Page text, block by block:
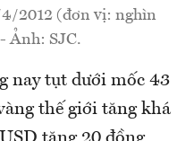
2012 (đơn vị: nghìn
Ảnh: SJC.
nay tụt dưới mốc 43
thế giới tăng khá